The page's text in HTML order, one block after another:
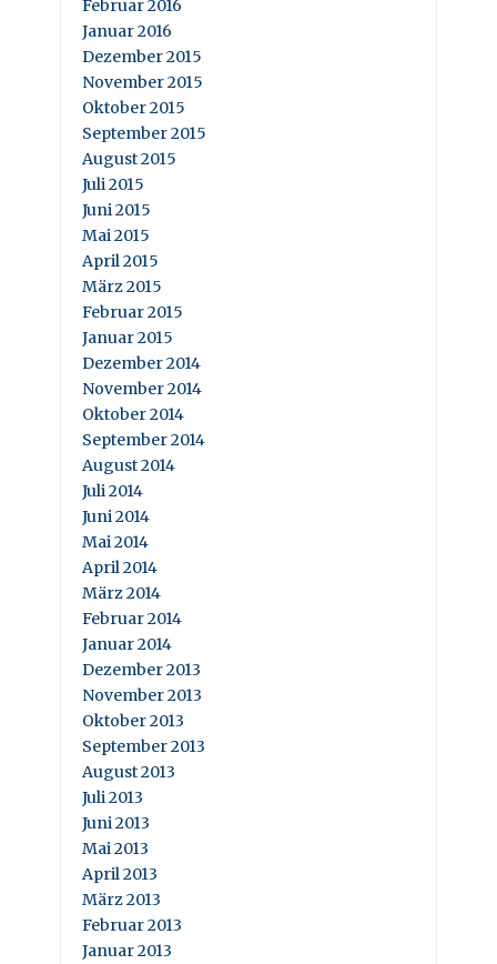
Februar 2016
Januar 2016
Dezember 2015
November 2015
Oktober 2015
September 2015
August 2015
Juli 2015
Juni 2015
Mai 2015
April 2015
März 2015
Februar 2015
Januar 2015
Dezember 2014
November 2014
Oktober 2014
September 2014
August 2014
Juli 2014
Juni 2014
Mai 2014
April 2014
März 2014
Februar 2014
Januar 2014
Dezember 2013
November 2013
Oktober 2013
September 2013
August 2013
Juli 2013
Juni 2013
Mai 2013
April 2013
März 2013
Februar 2013
Januar 2013